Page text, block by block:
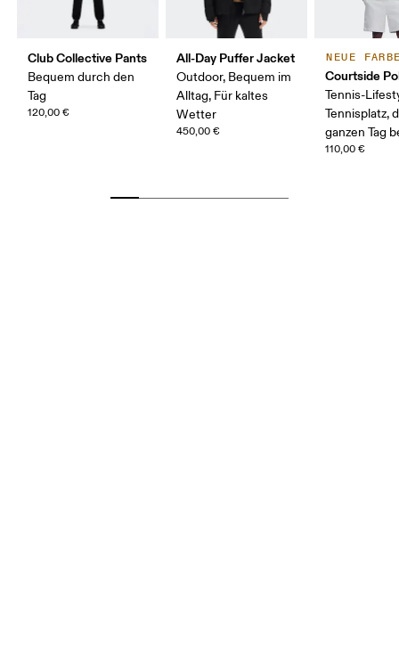
Club Collective Pants
Bequem durch den
Tag
120,00 €
All-Day Puffer Jacket
Outdoor, Bequem im
Alltag, Für kaltes
Wetter
450,00 €
NEUE
Courtside
Tennis-
Tennisplatz,
ganzen Tag
110,00 €